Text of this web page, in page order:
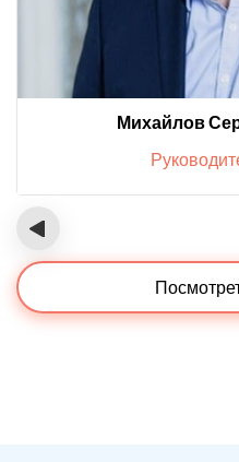
Михайлов
‹